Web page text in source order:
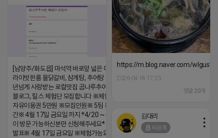
https://m.blog.naver.com/
2026-04-18 17:23
댓글:20개
[남양주/화도읍] 마석역 바로앞 넓은 매장과, 프
라이빗한룸 물닭갈비, 삼계탕, 추어탕 맛집 10
년넘게 사랑받는 로컬맛집 곰나루추어탕에서
블로그, 릴스 체험단 모집합니다 ※체험메뉴※
자유이용권 5만원 ※모집인원※ 5팀 ※모집기
간※ 4월 17일 금요일 까지 *4/20 ~ 4/26 사
이 방문 가능하신분만 신청해주세요* ※체험단
발표※ 4월 17일 금요일 ※체험가능요일※ 모
김대리
비공개